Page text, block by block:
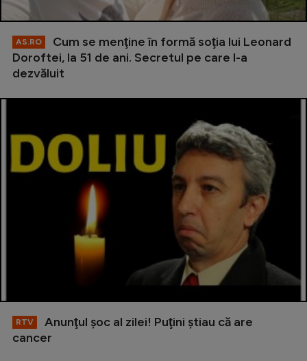
AS.RO
Cum se menţine în formă soţia lui Leonard
Doroftei, la 51 de ani. Secretul pe care l-a
dezvăluit
RTV
Anunţul şoc al zilei! Puţini ştiau că are
cancer